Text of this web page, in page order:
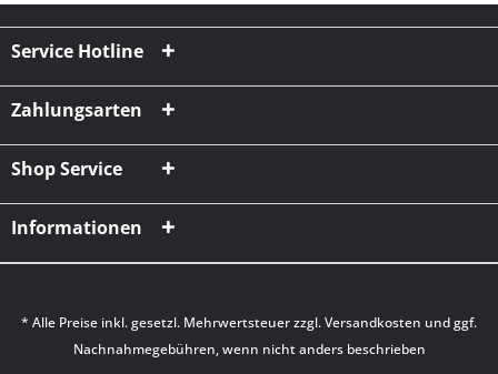
Service Hotline
Zahlungsarten
Shop Service
Informationen
* Alle Preise inkl. gesetzl. Mehrwertsteuer zzgl.Versandkosten und ggf.
Nachnahmegebühren, wenn nicht anders beschrieben